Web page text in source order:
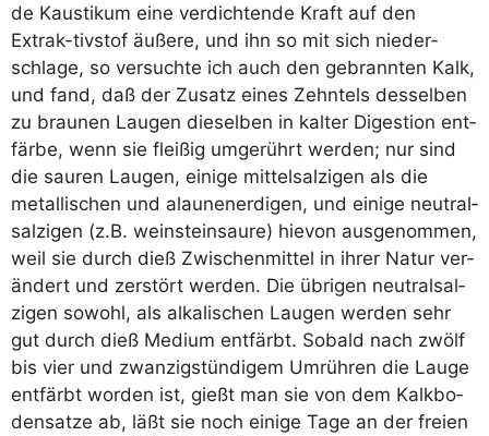
de Kaus­ti­kum eine ver­dich­ten­de Kraft auf den
Extrak-tiv­s­tof äuße­re, und ihn so mit sich nie­der­
schla­ge, so ver­such­te ich auch den gebrann­ten Kalk,
und fand, daß der Zusatz eines Zehn­tels des­sel­ben
zu brau­nen Lau­gen die­sel­ben in kal­ter Diges­ti­on ent­
fär­be, wenn sie flei­ßig umge­rührt wer­den; nur sind
die sau­ren Lau­gen, eini­ge mit­tel­sal­zi­gen als die
metal­li­schen und alau­nen­erdi­gen, und eini­ge neu­tral­
sal­zi­gen (z.B. wein­st­ein­saure) hie­von aus­ge­nom­men,
weil sie durch dieß Zwi­schen­mit­tel in ihrer Natur ver­
än­dert und zer­stört wer­den. Die übri­gen neu­tral­sal­
zi­gen sowohl, als alka­li­schen Lau­gen wer­den sehr
gut durch dieß Medi­um ent­färbt. Sobald nach zwölf
bis vier und zwan­zig­stün­di­gem Umrüh­ren die Lau­ge
ent­färbt wor­den ist, gießt man sie von dem Kalk­bo­
den­sat­ze ab, läßt sie noch eini­ge Tage an der frei­en